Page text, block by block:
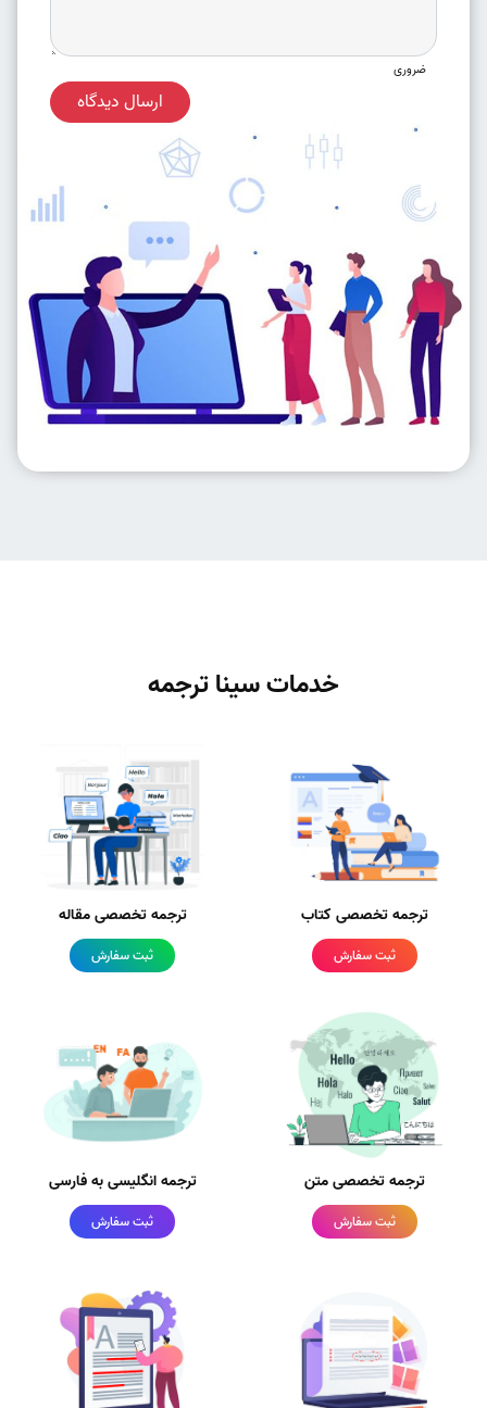
ضروری
ارسال دیدگاه
خدمات سینا ترجمه
ترجمه تخصصی کتاب
ثبت سفارش
ترجمه تخصصی مقاله
ثبت سفارش
ترجمه تخصصی متن
ثبت سفارش
ترجمه انگلیسی به فارسی
ثبت سفارش